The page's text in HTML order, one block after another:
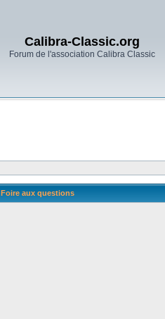
Calibra-Classic.org
Forum de l'association Calibra Classic
Foire aux questions